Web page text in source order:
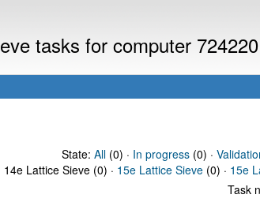
tasks for computer
State: All(0) · In progress(0) ·
14e Lattice Sieve (0) · 15e Lattice Sieve (0) · 15e
Task